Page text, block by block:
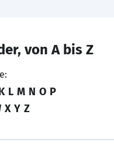
von A bis Z
L M N O P
X Y Z